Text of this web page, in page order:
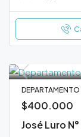
DEPARTAMENTO
$400.000
José Luro